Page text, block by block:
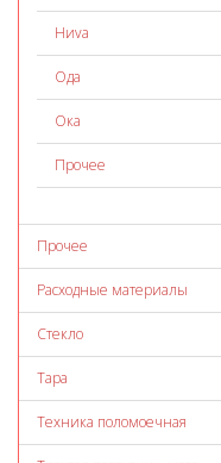
Ниvа
Ода
Ока
Прочее
Прочее
Расходные материалы
Стекло
Тара
Техника поломоечная